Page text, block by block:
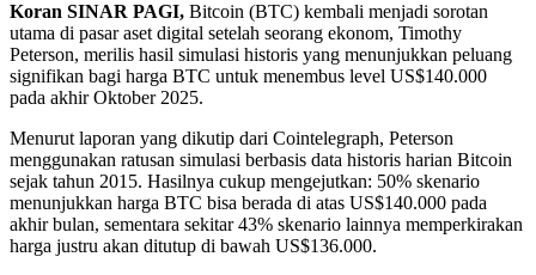
Koran SINAR PAGI, Bitcoin (BTC) kembali menjadi sorotan
utama di pasar aset digital setelah seorang ekonom, Timothy
Peterson, merilis hasil simulasi historis yang menunjukkan peluang
signifikan bagi harga BTC untuk menembus level US$140.000
pada akhir Oktober 2025.
Menurut laporan yang dikutip dari Cointelegraph, Peterson
menggunakan ratusan simulasi berbasis data historis harian Bitcoin
sejak tahun 2015. Hasilnya cukup mengejutkan: 50% skenario
menunjukkan harga BTC bisa berada di atas US$140.000 pada
akhir bulan, sementara sekitar 43% skenario lainnya memperkirakan
harga justru akan ditutup di bawah US$136.000.